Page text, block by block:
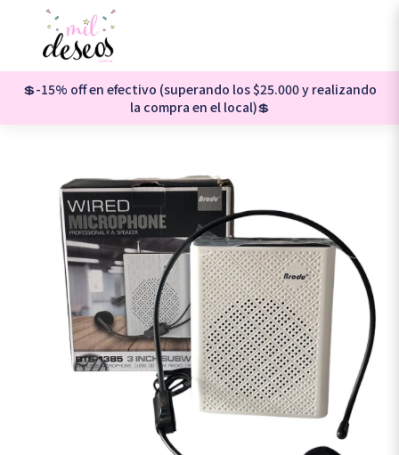
💲-15% off en efectivo (superando los $25.000 y realizando
la compra en el local)💲